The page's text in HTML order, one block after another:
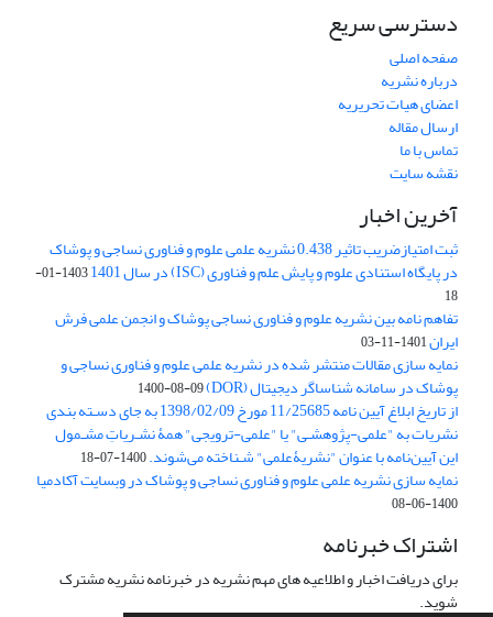
دسترسی سریع
صفحه اصلی
درباره نشریه
اعضای هیات تحریریه
ارسال مقاله
تماس با ما
نقشه سایت
آخرین اخبار
ثبت امتیازضریب تاثیر 0.438 نشریه علمی علوم و فناوری نساجی و پوشاک
در پایگاه استنادی علوم و پایش علم و فناوری (ISC) در سال 1401
1403-01-
18
تفاهم نامه بین نشریه علوم و فناوری نساجی پوشاک و انجمن علمی فرش
ایران1401-11-03
نمایه سازی مقالات منتشر شده در نشریه علمی علوم و فناوری نساجی و
پوشاک در سامانه شناساگر دیجیتال (DOR) 1400-08-09
از تاریخ ابلاغ آیین نامه 11/25685 مورخ 1398/02/09 به جای دسـته بندی
نشریات به "علمی-پژوهشـی" یا "علمی-ترویجی" همۀ نشـریاتِ مشـمول
این آیین‌نامه با عنوان "نشریۀعلمی" شـناخته می‌شوند.1400-07-18
نمایه سازی نشریه علمی علوم و فناوری نساجی و پوشاک در وبسایت آکادمیا
1400-06-08
اشتراک خبرنامه
برای دریافت اخبار و اطلاعیه های مهم نشریه در خبرنامه نشریه مشترک
شوید.